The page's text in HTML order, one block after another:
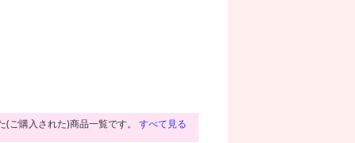
(ご購入された)商品一覧です。 すべて見る